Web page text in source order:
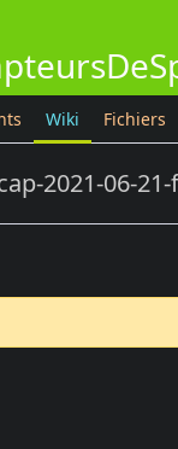
Wiki Fichiers
2021-06-